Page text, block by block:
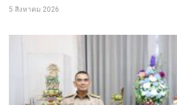
5 สิงหาคม 2026